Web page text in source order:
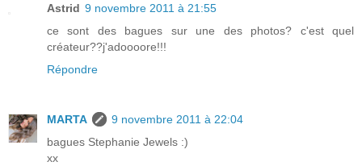
Astrid 9 novembre 2011 à 21:55
ce sont des bagues sur une des photos? c'est quel
créateur??j'adoooore!!!
Répondre
MARTA
9 novembre 2011 à 22:04
bagues Stephanie Jewels :)
xx